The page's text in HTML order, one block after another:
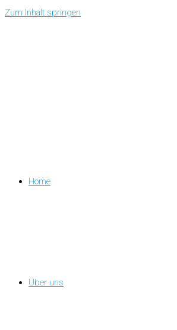
Zum Inhalt springen
Home
Über uns